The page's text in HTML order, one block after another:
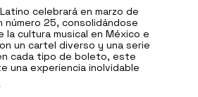
celebrará en marzo de
número 25, consolidándose
la cultura musical en México e
un cartel diverso y una serie
cada tipo de boleto, este
una experiencia inolvidable